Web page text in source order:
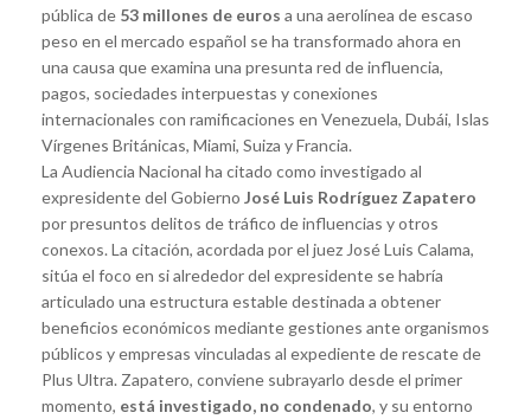
pública de 53 millones de euros a una aerolínea de escaso
peso en el mercado español se ha transformado ahora en
una causa que examina una presunta red de influencia,
pagos, sociedades interpuestas y conexiones
internacionales con ramificaciones en Venezuela, Dubái, Islas
Vírgenes Británicas, Miami, Suiza y Francia.
La Audiencia Nacional ha citado como investigado al
expresidente del Gobierno José Luis Rodríguez Zapatero
por presuntos delitos de tráfico de influencias y otros
conexos. La citación, acordada por el juez José Luis Calama,
sitúa el foco en si alrededor del expresidente se habría
articulado una estructura estable destinada a obtener
beneficios económicos mediante gestiones ante organismos
públicos y empresas vinculadas al expediente de rescate de
Plus Ultra. Zapatero, conviene subrayarlo desde el primer
momento, está investigado, no condenado, y su entorno